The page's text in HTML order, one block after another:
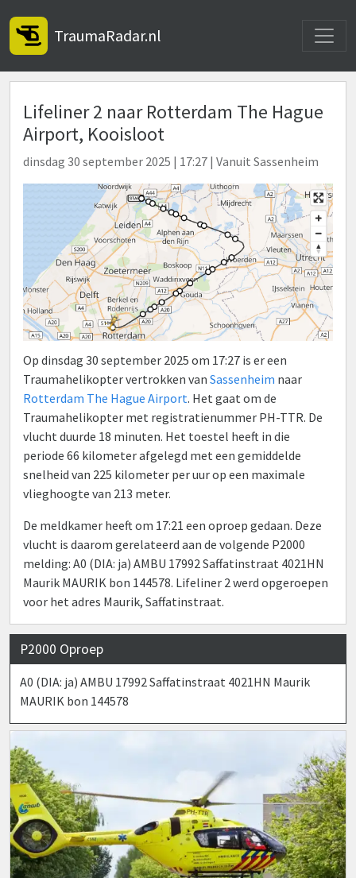
TraumaRadar.nl
Lifeliner 2 naar Rotterdam The Hague
Airport, Kooisloot
dinsdag 30 september 2025 | 17:27 | Vanuit Sassenheim
Op dinsdag 30 september 2025 om 17:27 is er een
Traumahelikopter vertrokken van Sassenheim naar
Rotterdam The Hague Airport. Het gaat om de
Traumahelikopter met registratienummer PH-TTR. De
vlucht duurde 18 minuten. Het toestel heeft in die
periode 66 kilometer afgelegd met een gemiddelde
snelheid van 225 kilometer per uur op een maximale
vlieghoogte van 213 meter.
De meldkamer heeft om 17:21 een oproep gedaan. Deze
vlucht is daarom gerelateerd aan de volgende P2000
melding: A0 (DIA: ja) AMBU 17992 Saffatinstraat 4021HN
Maurik MAURIK bon 144578. Lifeliner 2 werd opgeroepen
voor het adres Maurik, Saffatinstraat.
P2000 Oproep
A0 (DIA: ja) AMBU 17992 Saffatinstraat 4021HN Maurik
MAURIK bon 144578